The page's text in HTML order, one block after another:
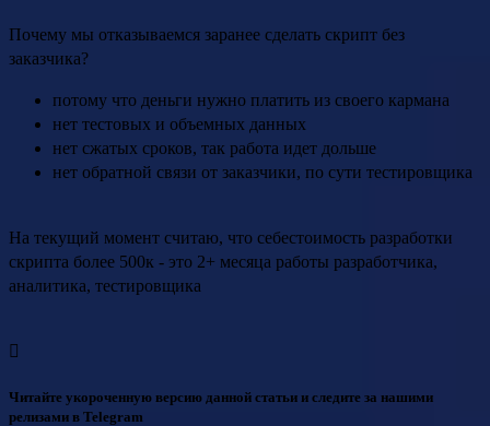
Почему мы отказываемся заранее сделать скрипт без
заказчика?
потому что деньги нужно платить из своего кармана
нет тестовых и объемных данных
нет сжатых сроков, так работа идет дольше
нет обратной связи от заказчики, по сути тестировщика
На текущий момент считаю, что себестоимость разработки
скрипта более 500к - это 2+ месяца работы разработчика,
аналитика, тестировщика
Читайте укороченную версию данной статьи и следите за нашими
релизами в Telegram